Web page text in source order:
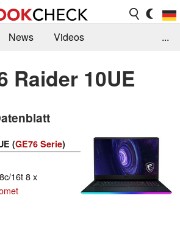
News
Videos
Deals Suche
Jobs
...
Raider 10UE
(GE76 Serie)
8c/16t 8 x